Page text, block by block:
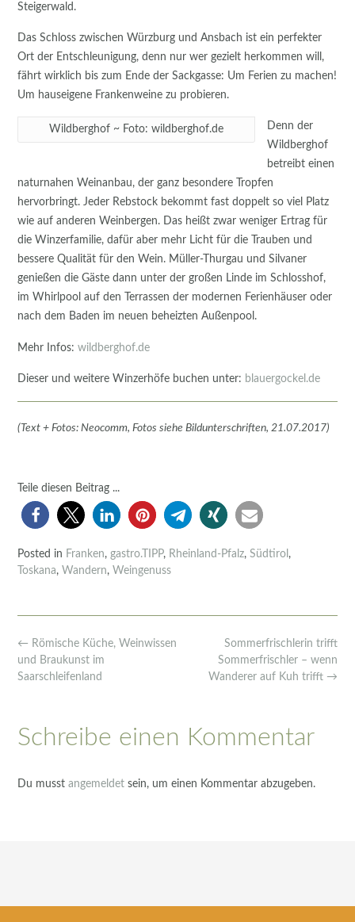
Steigerwald.
Das Schloss zwischen Würzburg und Ansbach ist ein perfekter
Ort der Entschleunigung, denn nur wer gezielt herkommen will,
fährt wirklich bis zum Ende der Sackgasse: Um Ferien zu machen!
Um hauseigene Frankenweine zu probieren.
Wildberghof ~ Foto: wildberghof.de
Denn der
Wildberghof
betreibt einen
naturnahen Weinanbau, der ganz besondere Tropfen
hervorbringt. Jeder Rebstock bekommt fast doppelt so viel Platz
wie auf anderen Weinbergen. Das heißt zwar weniger Ertrag für
die Winzerfamilie, dafür aber mehr Licht für die Trauben und
bessere Qualität für den Wein. Müller-Thurgau und Silvaner
genießen die Gäste dann unter der großen Linde im Schlosshof,
im Whirlpool auf den Terrassen der modernen Ferienhäuser oder
nach dem Baden im neuen beheizten Außenpool.
Mehr Infos: wildberghof.de
Dieser und weitere Winzerhöfe buchen unter: blauergockel.de
(Text + Fotos: Neocomm, Fotos siehe Bildunterschriften, 21.07.2017)
Teile diesen Beitrag ...
Posted in Franken, gastro.TIPP, Rheinland-Pfalz, Südtirol ,
Toskana, Wandern, Weingenuss
Post
navigation
Sommerfrischlerin trifft
Sommerfrischler – wenn
Wanderer auf Kuh trifft →
← Römische Küche, Weinwissen
und Braukunst im
Saarschleifenland
Schreibe einen Kommentar
Du musst angemeldet sein, um einen Kommentar abzugeben.